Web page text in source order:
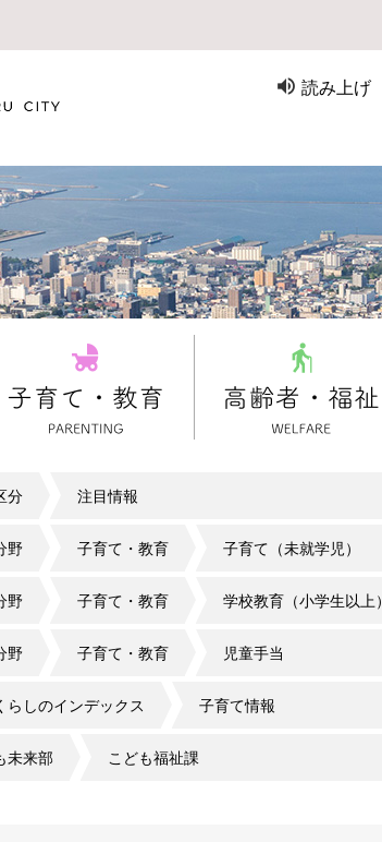
読み上げ
分 注目情報
野 子育て・教育 子育て（未就学児）
野 子育て・教育 学校教育（小学生以上）
野 子育て・教育 児童手当
らしのインデックス 子育て情報
未来部 こども福祉課